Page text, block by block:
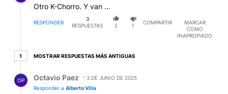
Otro K-Chorro. Y van ...
RESPONDER
3
RESPUESTAS
2 1
COMPARTIR
MARCAR
COMO
INAPROPIADO
11 respuesta más antiguas
MOSTRAR RESPUESTAS MÁS ANTIGUAS
OP Octavio Paez
3 DE JUNIO DE 2025
Responder a Alberto Villa